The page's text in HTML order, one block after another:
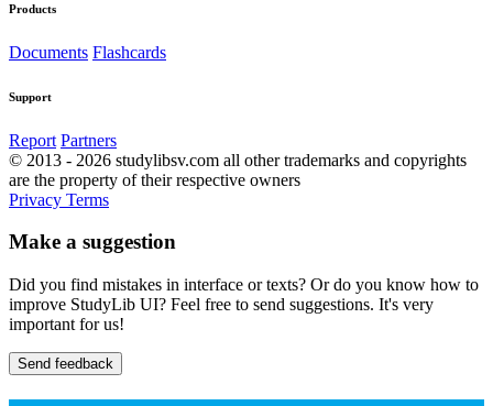
Products
Documents Flashcards
Support
Report Partners
© 2013 - 2026 studylibsv.com all other trademarks and copyrights
are the property of their respective owners
Privacy Terms
Make a suggestion
Did you find mistakes in interface or texts? Or do you know how to
improve StudyLib UI? Feel free to send suggestions. It's very
important for us!
Send feedback